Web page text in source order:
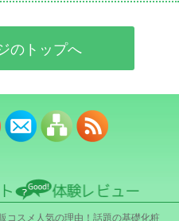
のトップへ
スメ人気の理由！話題の基礎化粧